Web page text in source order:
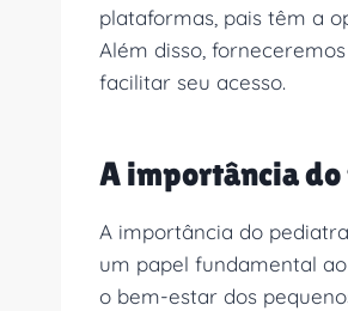
plataformas, pais têm a
Além disso,
facilitar seu acesso.
A importância
A importância do
um papel fundamental
o bem-estar dos